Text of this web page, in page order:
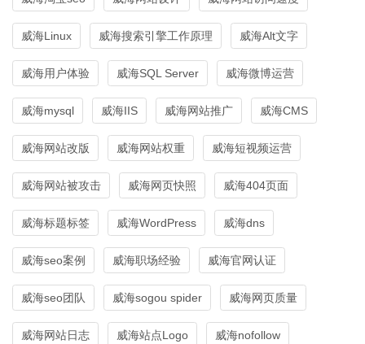
威海Linux 威海搜索引擎工作原理 威海Alt文字
威海用户体验 威海SQL Server 威海微博运营
威海mysql 威海IIS 威海网站推广 威海CMS
威海网站改版 威海网站权重 威海短视频运营
威海网站被攻击 威海网页快照 威海404页面
威海标题标签 威海WordPress 威海dns
威海seo案例 威海职场经验 威海官网认证
威海seo团队 威海sogou spider 威海网页质量
威海网站日志 威海站点Logo 威海nofollow